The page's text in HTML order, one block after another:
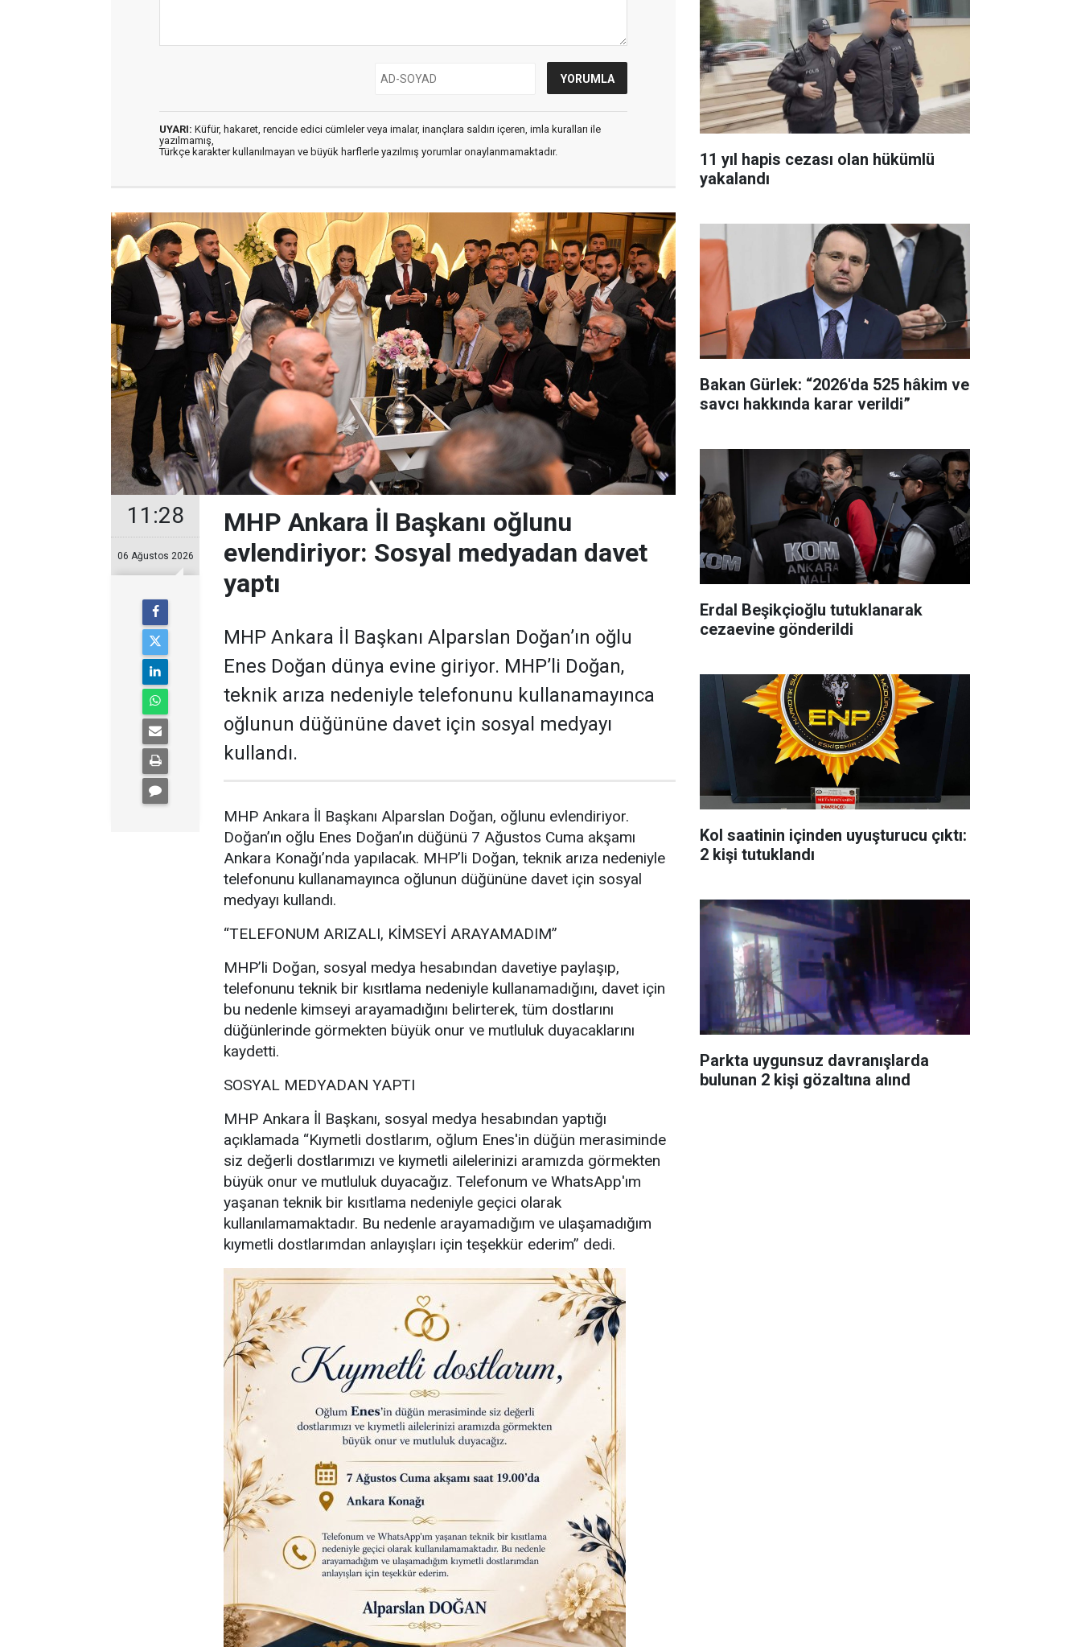
UYARI: Küfür, hakaret, rencide edici cümleler veya imalar, inançlara saldırı içeren, imla kuralları ile
yazılmamış,
Türkçe karakter kullanılmayan ve büyük harflerle yazılmış yorumlar onaylanmamaktadır.
11:28
06 Ağustos 2026
MHP Ankara İl Başkanı oğlunu
evlendiriyor: Sosyal medyadan davet
yaptı
MHP Ankara İl Başkanı Alparslan Doğan’ın oğlu
Enes Doğan dünya evine giriyor. MHP’li Doğan,
teknik arıza nedeniyle telefonunu kullanamayınca
oğlunun düğününe davet için sosyal medyayı
kullandı.
MHP Ankara İl Başkanı Alparslan Doğan, oğlunu evlendiriyor.
Doğan’ın oğlu Enes Doğan’ın düğünü 7 Ağustos Cuma akşamı
Ankara Konağı’nda yapılacak. MHP’li Doğan, teknik arıza nedeniyle
telefonunu kullanamayınca oğlunun düğününe davet için sosyal
medyayı kullandı.
“TELEFONUM ARIZALI, KİMSEYİ ARAYAMADIM”
MHP’li Doğan, sosyal medya hesabından davetiye paylaşıp,
telefonunu teknik bir kısıtlama nedeniyle kullanamadığını, davet için
bu nedenle kimseyi arayamadığını belirterek, tüm dostlarını
düğünlerinde görmekten büyük onur ve mutluluk duyacaklarını
kaydetti.
SOSYAL MEDYADAN YAPTI
MHP Ankara İl Başkanı, sosyal medya hesabından yaptığı
açıklamada “Kıymetli dostlarım, oğlum Enes'in düğün merasiminde
siz değerli dostlarımızı ve kıymetli ailelerinizi aramızda görmekten
büyük onur ve mutluluk duyacağız. Telefonum ve WhatsApp'ım
yaşanan teknik bir kısıtlama nedeniyle geçici olarak
kullanılamamaktadır. Bu nedenle arayamadığım ve ulaşamadığım
kıymetli dostlarımdan anlayışları için teşekkür ederim” dedi.
11 yıl hapis cezası olan hükümlü
yakalandı
Bakan Gürlek: “2026'da 525 hâkim ve
savcı hakkında karar verildi”
Erdal Beşikçioğlu tutuklanarak
cezaevine gönderildi
Kol saatinin içinden uyuşturucu çıktı:
2 kişi tutuklandı
Parkta uygunsuz davranışlarda
bulunan 2 kişi gözaltına alınd